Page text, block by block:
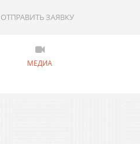
ОТПРАВИТЬ ЗАЯВКУ
МЕДИА